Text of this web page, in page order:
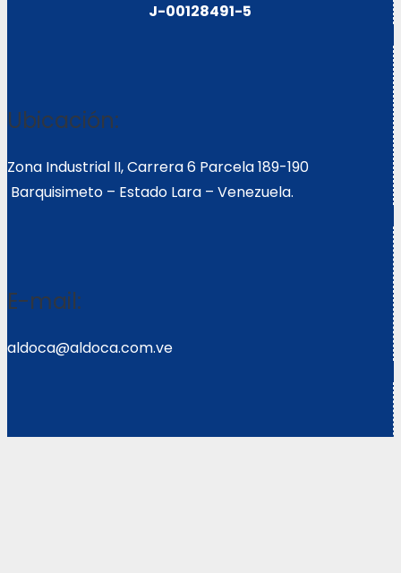
J-00128491-5
Ubicación:
Zona Industrial II, Carrera 6 Parcela 189-190
Barquisimeto – Estado Lara – Venezuela.
E-mail:
aldoca@aldoca.com.ve